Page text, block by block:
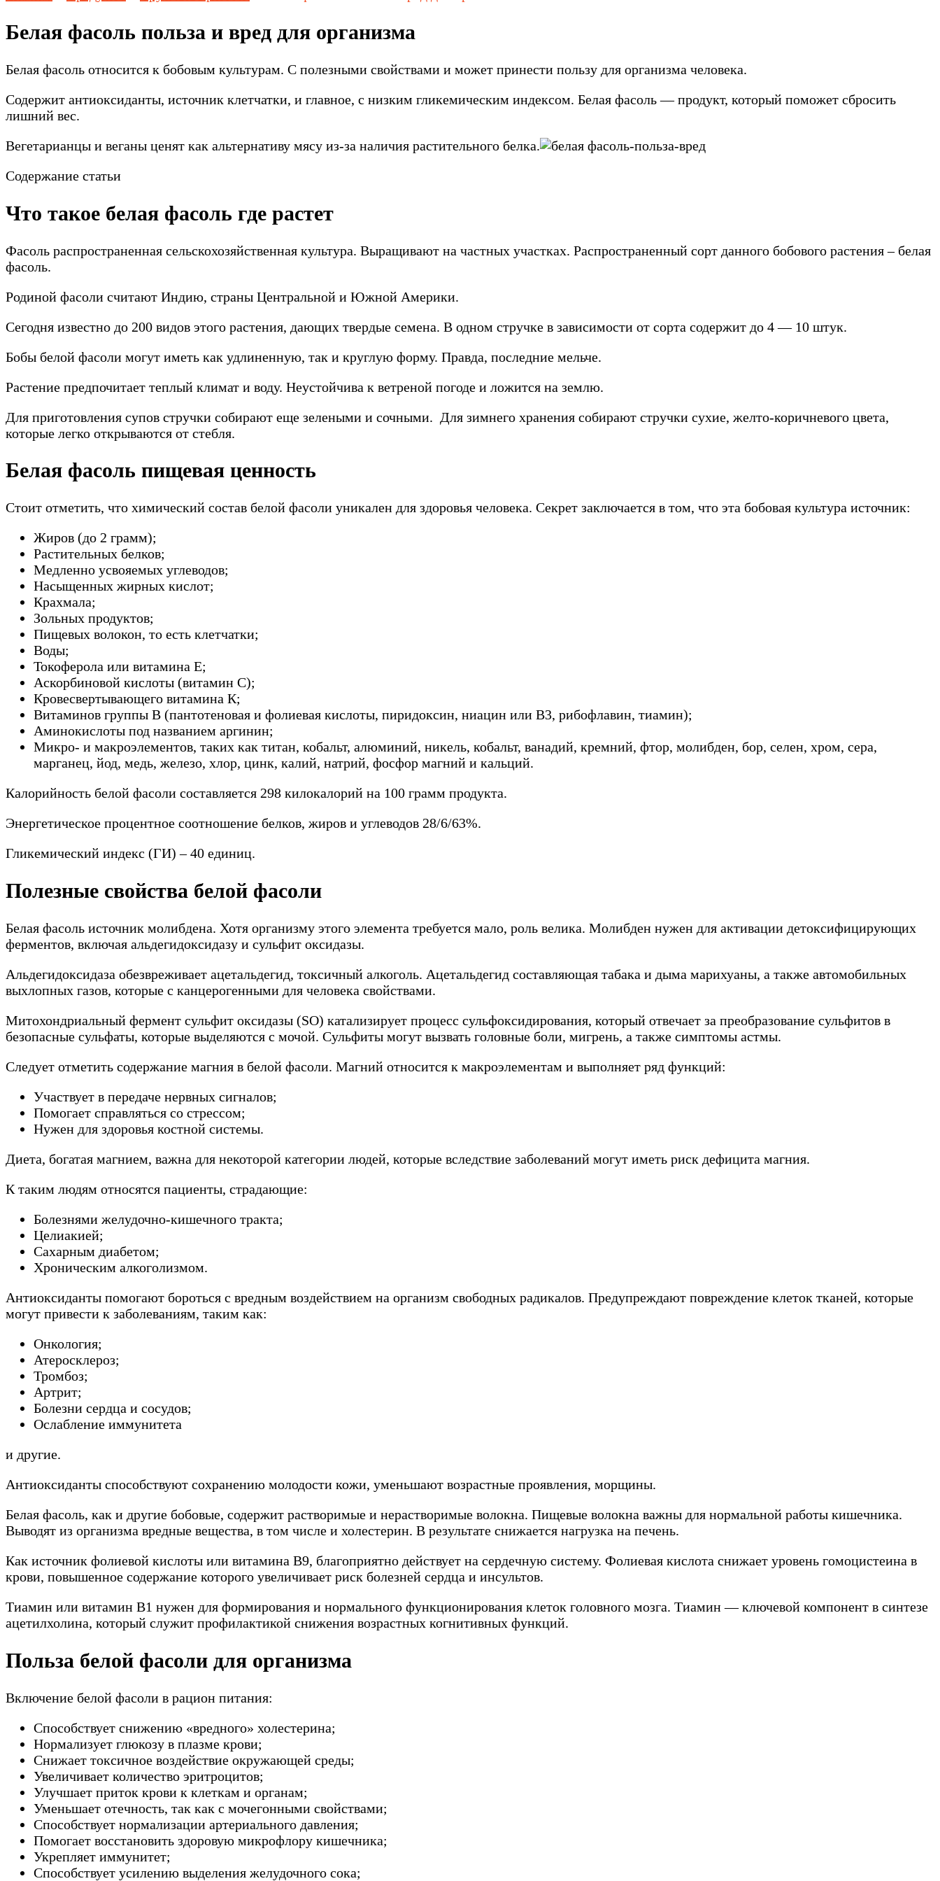
Белая фасоль польза и вред для организма
Белая фасоль относится к бобовым культурам. С полезными свойствами и может принести пользу для организма человека.
Содержит антиоксиданты, источник клетчатки, и главное, с низким гликемическим индексом. Белая фасоль — продукт, который поможет сбросить
лишний вес.
Вегетарианцы и веганы ценят как альтернативу мясу из-за наличия растительного белка.
Содержание статьи
Что такое белая фасоль где растет
Фасоль распространенная сельскохозяйственная культура. Выращивают на частных участках. Распространенный сорт данного бобового растения – белая
фасоль.
Родиной фасоли считают Индию, страны Центральной и Южной Америки.
Сегодня известно до 200 видов этого растения, дающих твердые семена. В одном стручке в зависимости от сорта содержит до 4 — 10 штук.
Бобы белой фасоли могут иметь как удлиненную, так и круглую форму. Правда, последние мельче.
Растение предпочитает теплый климат и воду. Неустойчива к ветреной погоде и ложится на землю.
Для приготовления супов стручки собирают еще зелеными и сочными. Для зимнего хранения собирают стручки сухие, желто-коричневого цвета,
которые легко открываются от стебля.
Белая фасоль пищевая ценность
Стоит отметить, что химический состав белой фасоли уникален для здоровья человека. Секрет заключается в том, что эта бобовая культура источник:
Жиров (до 2 грамм);
Растительных белков;
Медленно усвояемых углеводов;
Насыщенных жирных кислот;
Крахмала;
Зольных продуктов;
Пищевых волокон, то есть клетчатки;
Воды;
Токоферола или витамина Е;
Аскорбиновой кислоты (витамин С);
Кровесвертывающего витамина К;
Витаминов группы В (пантотеновая и фолиевая кислоты, пиридоксин, ниацин или В3, рибофлавин, тиамин);
Аминокислоты под названием аргинин;
Микро- и макроэлементов, таких как титан, кобальт, алюминий, никель, кобальт, ванадий, кремний, фтор, молибден, бор, селен, хром, сера,
марганец, йод, медь, железо, хлор, цинк, калий, натрий, фосфор магний и кальций.
Калорийность белой фасоли составляется 298 килокалорий на 100 грамм продукта.
Энергетическое процентное соотношение белков, жиров и углеводов 28/6/63%.
Гликемический индекс (ГИ) – 40 единиц.
Полезные свойства белой фасоли
Белая фасоль источник молибдена. Хотя организму этого элемента требуется мало, роль велика. Молибден нужен для активации детоксифицирующих
ферментов, включая альдегидоксидазу и сульфит оксидазы.
Альдегидоксидаза обезвреживает ацетальдегид, токсичный алкоголь. Ацетальдегид составляющая табака и дыма марихуаны, а также автомобильных
выхлопных газов, которые с канцерогенными для человека свойствами.
Митохондриальный фермент сульфит оксидазы (SO) катализирует процесс сульфоксидирования, который отвечает за преобразование сульфитов в
безопасные сульфаты, которые выделяются с мочой. Сульфиты могут вызвать головные боли, мигрень, а также симптомы астмы.
Следует отметить содержание магния в белой фасоли. Магний относится к макроэлементам и выполняет ряд функций:
Участвует в передаче нервных сигналов;
Помогает справляться со стрессом;
Нужен для здоровья костной системы.
Диета, богатая магнием, важна для некоторой категории людей, которые вследствие заболеваний могут иметь риск дефицита магния.
К таким людям относятся пациенты, страдающие:
Болезнями желудочно-кишечного тракта;
Целиакией;
Сахарным диабетом;
Хроническим алкоголизмом.
Антиоксиданты помогают бороться с вредным воздействием на организм свободных радикалов. Предупреждают повреждение клеток тканей, которые
могут привести к заболеваниям, таким как:
Онкология;
Атеросклероз;
Тромбоз;
Артрит;
Болезни сердца и сосудов;
Ослабление иммунитета
и другие.
Антиоксиданты способствуют сохранению молодости кожи, уменьшают возрастные проявления, морщины.
Белая фасоль, как и другие бобовые, содержит растворимые и нерастворимые волокна. Пищевые волокна важны для нормальной работы кишечника.
Выводят из организма вредные вещества, в том числе и холестерин. В результате снижается нагрузка на печень.
Как источник фолиевой кислоты или витамина В9, благоприятно действует на сердечную систему. Фолиевая кислота снижает уровень гомоцистеина в
крови, повышенное содержание которого увеличивает риск болезней сердца и инсультов.
Тиамин или витамин В1 нужен для формирования и нормального функционирования клеток головного мозга. Тиамин — ключевой компонент в синтезе
ацетилхолина, который служит профилактикой снижения возрастных когнитивных функций.
Польза белой фасоли для организма
Включение белой фасоли в рацион питания:
Способствует снижению «вредного» холестерина;
Нормализует глюкозу в плазме крови;
Снижает токсичное воздействие окружающей среды;
Увеличивает количество эритроцитов;
Улучшает приток крови к клеткам и органам;
Уменьшает отечность, так как с мочегонными свойствами;
Способствует нормализации артериального давления;
Помогает восстановить здоровую микрофлору кишечника;
Укрепляет иммунитет;
Способствует усилению выделения желудочного сока;